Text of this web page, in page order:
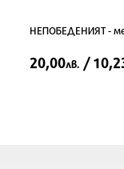
НЕПОБЕДЕНИЯТ -
20,00лв. /